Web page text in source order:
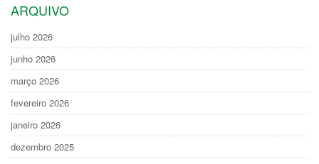
ARQUIVO
julho 2026
junho 2026
março 2026
fevereiro 2026
janeiro 2026
dezembro 2025